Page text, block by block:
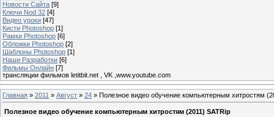
Новости Сайта [9]
Ключи Nod 32 [4]
Видео уроки [47]
Кисти Photoshop [1]
Рамки Photoshop [6]
Обложки Photoshop [2]
Шаблоны Photoshop [1]
Наши Разработки [6]
Фильмы Онлайн [7]
трансляции фильмов letitbit.net , VK ,www.youtube.com
Главная » 2011 » Август » 24 » Полезное видео обучение компьютерным хитростям
Полезное видео обучение компьютерным хитростям (2011) SATRip